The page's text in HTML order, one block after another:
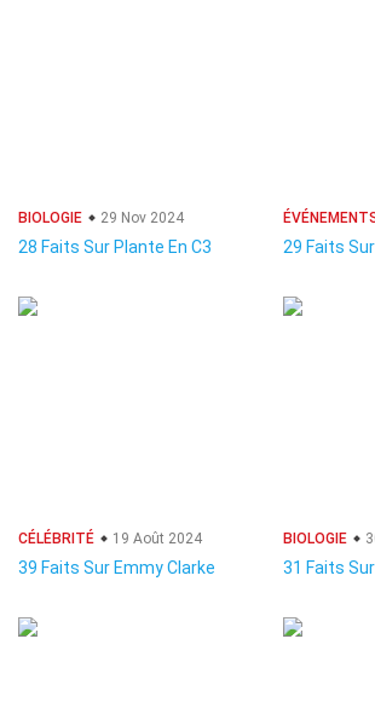
BIOLOGIE 29 Nov 2024
28 Faits Sur Plante En C3 29 Faits
CÉLÉBRITÉ 19 Août 2024
39 Faits Sur Emmy Clarke
BIOLOGIE
31 Faits